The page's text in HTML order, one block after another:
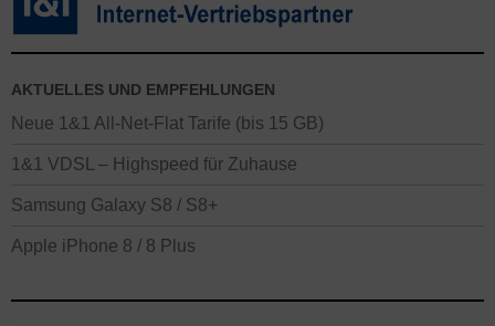
AKTUELLES UND EMPFEHLUNGEN
Neue 1&1 All-Net-Flat Tarife (bis 15 GB)
1&1 VDSL – Highspeed für Zuhause
Samsung Galaxy S8 / S8+
Apple iPhone 8 / 8 Plus